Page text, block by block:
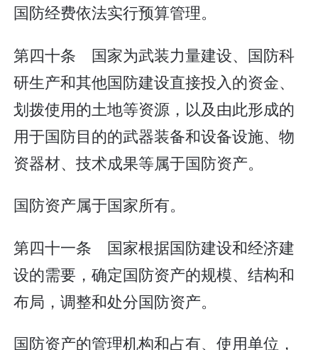
国防经费依法实行预算管理。
第四十条 国家为武装力量建设、国防科
研生产和其他国防建设直接投入的资金、
划拨使用的土地等资源，以及由此形成的
用于国防目的的武器装备和设备设施、物
资器材、技术成果等属于国防资产。
国防资产属于国家所有。
第四十一条 国家根据国防建设和经济建
设的需要，确定国防资产的规模、结构和
布局，调整和处分国防资产。
国防资产的管理机构和占有、使用单位，